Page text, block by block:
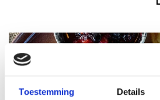
Toestemming Details